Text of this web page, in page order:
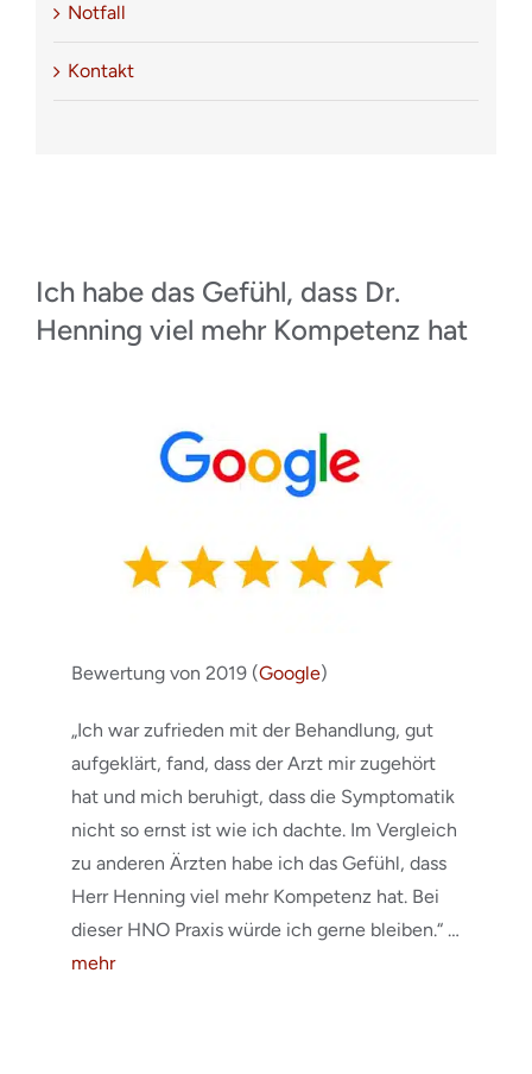
Notfall
Kontakt
Ich habe das Gefühl, dass Dr.
Henning viel mehr Kompetenz hat
Bewertung von 2019 (Google)
„Ich war zufrieden mit der Behandlung, gut
aufgeklärt, fand, dass der Arzt mir zugehört
hat und mich beruhigt, dass die Symptomatik
nicht so ernst ist wie ich dachte. Im Vergleich
zu anderen Ärzten habe ich das Gefühl, dass
Herr Henning viel mehr Kompetenz hat. Bei
dieser HNO Praxis würde ich gerne bleiben.“ …
mehr